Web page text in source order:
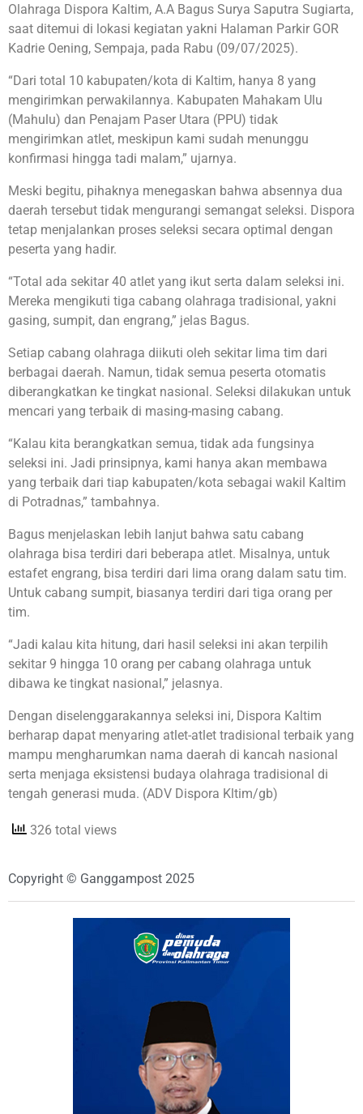
Olahraga Dispora Kaltim, A.A Bagus Surya Saputra Sugiarta,
saat ditemui di lokasi kegiatan yakni Halaman Parkir GOR
Kadrie Oening, Sempaja, pada Rabu (09/07/2025).
“Dari total 10 kabupaten/kota di Kaltim, hanya 8 yang
mengirimkan perwakilannya. Kabupaten Mahakam Ulu
(Mahulu) dan Penajam Paser Utara (PPU) tidak
mengirimkan atlet, meskipun kami sudah menunggu
konfirmasi hingga tadi malam,” ujarnya.
Meski begitu, pihaknya menegaskan bahwa absennya dua
daerah tersebut tidak mengurangi semangat seleksi. Dispora
tetap menjalankan proses seleksi secara optimal dengan
peserta yang hadir.
“Total ada sekitar 40 atlet yang ikut serta dalam seleksi ini.
Mereka mengikuti tiga cabang olahraga tradisional, yakni
gasing, sumpit, dan engrang,” jelas Bagus.
Setiap cabang olahraga diikuti oleh sekitar lima tim dari
berbagai daerah. Namun, tidak semua peserta otomatis
diberangkatkan ke tingkat nasional. Seleksi dilakukan untuk
mencari yang terbaik di masing-masing cabang.
“Kalau kita berangkatkan semua, tidak ada fungsinya
seleksi ini. Jadi prinsipnya, kami hanya akan membawa
yang terbaik dari tiap kabupaten/kota sebagai wakil Kaltim
di Potradnas,” tambahnya.
Bagus menjelaskan lebih lanjut bahwa satu cabang
olahraga bisa terdiri dari beberapa atlet. Misalnya, untuk
estafet engrang, bisa terdiri dari lima orang dalam satu tim.
Untuk cabang sumpit, biasanya terdiri dari tiga orang per
tim.
“Jadi kalau kita hitung, dari hasil seleksi ini akan terpilih
sekitar 9 hingga 10 orang per cabang olahraga untuk
dibawa ke tingkat nasional,” jelasnya.
Dengan diselenggarakannya seleksi ini, Dispora Kaltim
berharap dapat menyaring atlet-atlet tradisional terbaik yang
mampu mengharumkan nama daerah di kancah nasional
serta menjaga eksistensi budaya olahraga tradisional di
tengah generasi muda. (ADV Dispora Kltim/gb)
326 total views
Copyright © Ganggampost 2025